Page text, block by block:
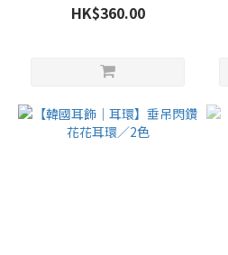
HK$360.00